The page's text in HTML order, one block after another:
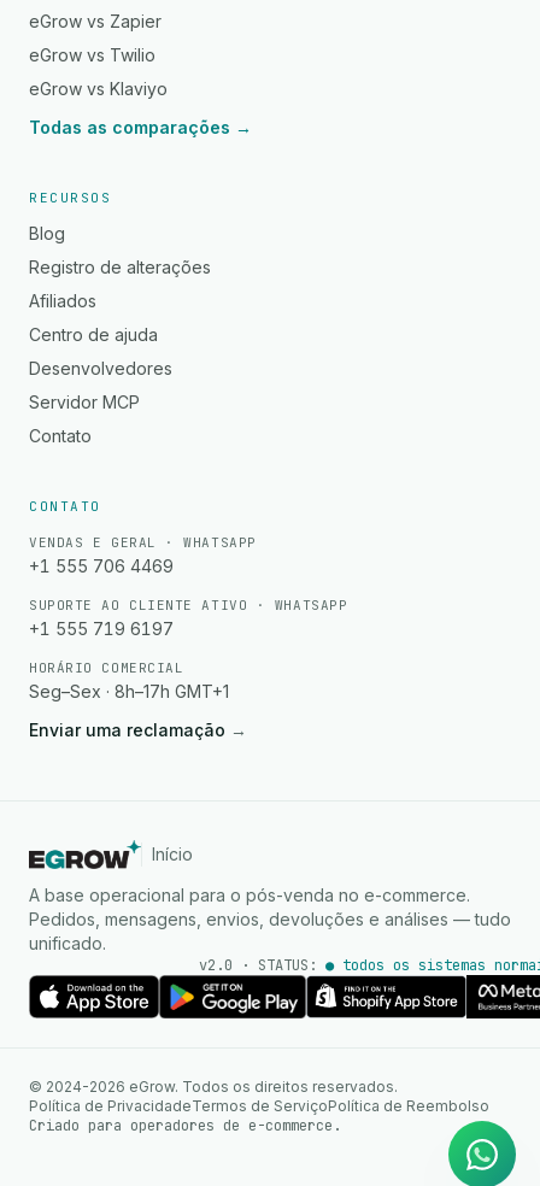
eGrow vs Zapier
eGrow vs Twilio
eGrow vs Klaviyo
Todas as comparações →
RECURSOS
Blog
Registro de alterações
Afiliados
Centro de ajuda
Desenvolvedores
Servidor MCP
Contato
CONTATO
VENDAS E GERAL · WHATSAPP
+1 555 706 4469
SUPORTE AO CLIENTE ATIVO · WHATSAPP
+1 555 719 6197
HORÁRIO COMERCIAL
Seg–Sex · 8h–17h GMT+1
Enviar uma reclamação →
Início
A base operacional para o pós-venda no e-commerce.
Pedidos, mensagens, envios, devoluções e análises — tudo
unificado.
v2.0 · STATUS: ● todos os sistemas
© 2024-2026 eGrow. Todos os direitos reservados.
Política de PrivacidadeTermos de ServiçoPolítica de Reembolso
Criado para operadores de e-commerce.
WhatsApp